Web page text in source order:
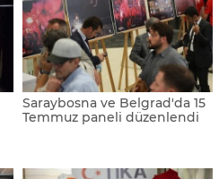
Saraybosna ve Belgrad'da 15
Temmuz paneli düzenlendi